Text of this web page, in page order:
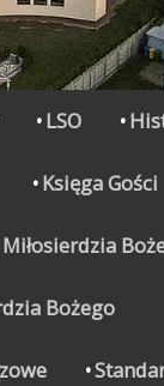
LSO
Księga Gości
Bożego